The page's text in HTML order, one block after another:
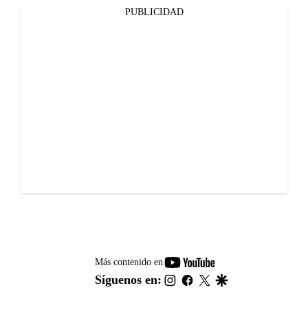
PUBLICIDAD
Más contenido en
youtube-
footer
Síguenos en: instagram
facebook
twitter